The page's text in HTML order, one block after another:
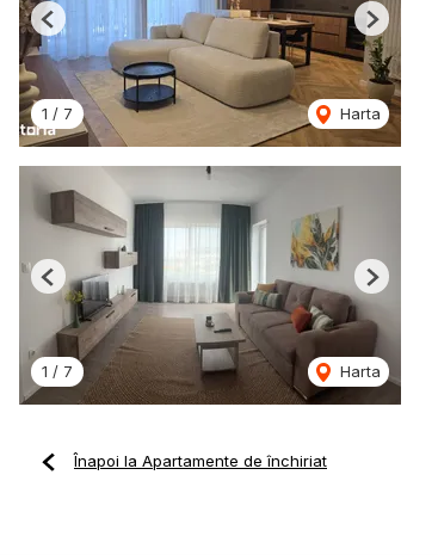
1 / 7 Harta
Previous Next
1 / 7 Harta
Previous Next
Înapoi la Apartamente de închiriat